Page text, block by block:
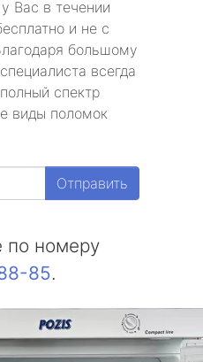
Вас в течении
и не с
большому
всегда
спектр
виды поломок
Отправить
по номеру
85.